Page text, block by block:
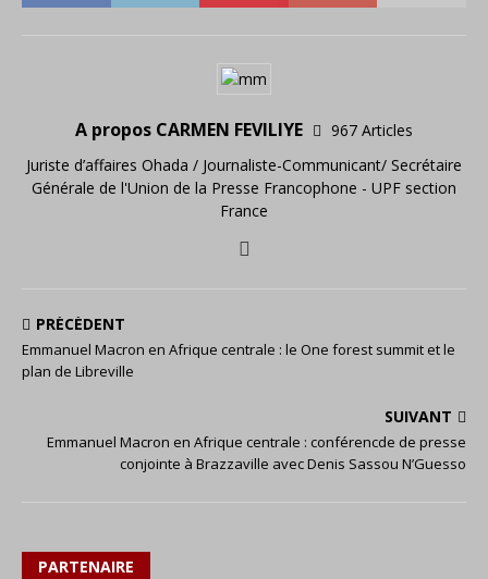
A propos CARMEN FEVILIYE
967 Articles
Juriste d’affaires Ohada / Journaliste-Communicant/ Secrétaire
Générale de l'Union de la Presse Francophone - UPF section
France
PRÉCÉDENT
Emmanuel Macron en Afrique centrale : le One forest summit et le
plan de Libreville
SUIVANT
Emmanuel Macron en Afrique centrale : conférencde de presse
conjointe à Brazzaville avec Denis Sassou N’Guesso
PARTENAIRE